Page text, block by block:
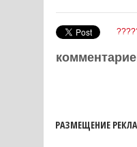
РАЗМЕЩЕНИЕ